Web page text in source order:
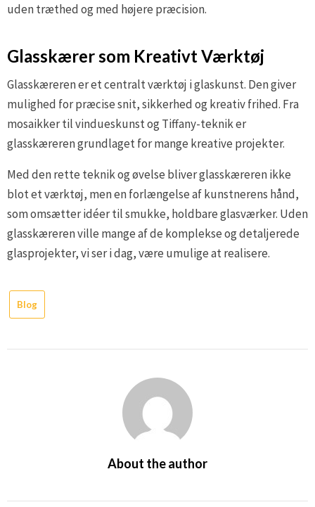
uden træthed og med højere præcision.
Glasskærer som Kreativt Værktøj
Glasskæreren er et centralt værktøj i glaskunst. Den giver
mulighed for præcise snit, sikkerhed og kreativ frihed. Fra
mosaikker til vindueskunst og Tiffany-teknik er
glasskæreren grundlaget for mange kreative projekter.
Med den rette teknik og øvelse bliver glasskæreren ikke
blot et værktøj, men en forlængelse af kunstnerens hånd,
som omsætter idéer til smukke, holdbare glasværker. Uden
glasskæreren ville mange af de komplekse og detaljerede
glasprojekter, vi ser i dag, være umulige at realisere.
Blog
About the author